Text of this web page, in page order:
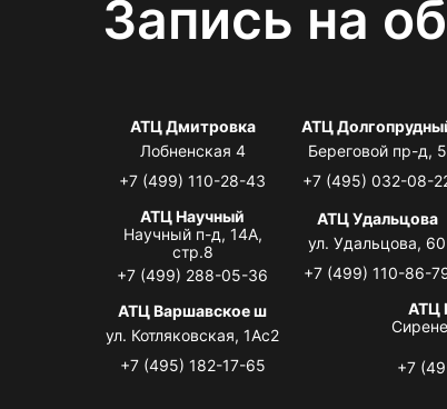
Запись на
АТЦ Дмитровка
Лобненская 4
+7 (499) 110-28-43
АТЦ
Береговой пр-д, 5
+7 (495) 032-08-
АТЦ Научный
Научный п-д, 14А,
стр.8
+7 (499) 288-05-36
АТЦ Удальцова
ул. Удальцова, 60
+7 (499) 110-86-
АТЦ Варшавское ш
ул. Котляковская, 1Ас2
+7 (495) 182-17-65
АТЦ
+7